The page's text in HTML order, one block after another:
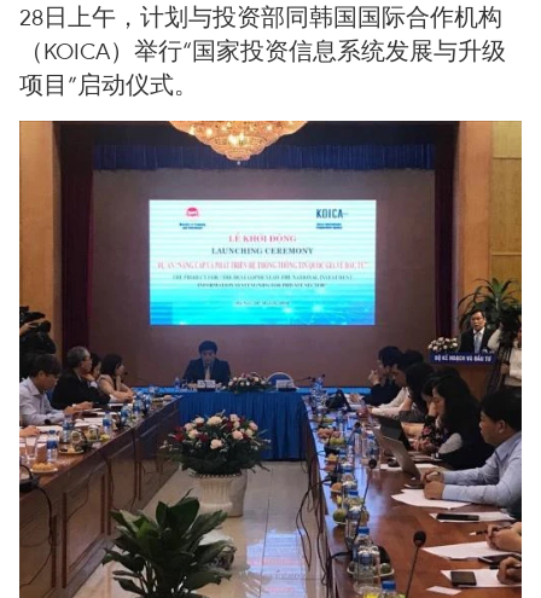
28日上午，计划与投资部同韩国国际合作机构
（KOICA）举行“国家投资信息系统发展与升级
项目”启动仪式。